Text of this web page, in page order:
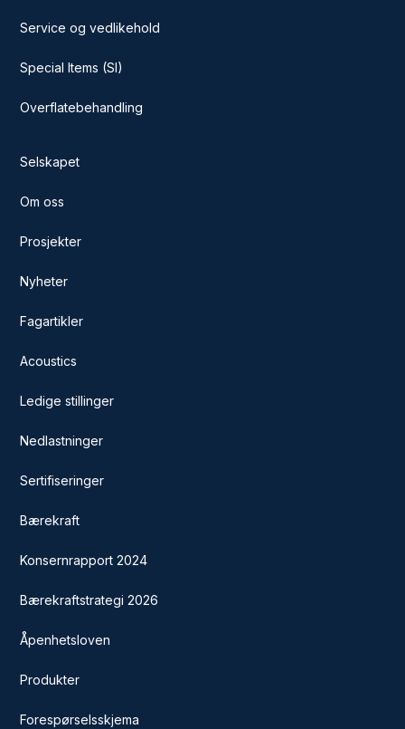
Service og vedlikehold
Special Items (SI)
Overflatebehandling
Selskapet
Om oss
Prosjekter
Nyheter
Fagartikler
Acoustics
Ledige stillinger
Nedlastninger
Sertifiseringer
Bærekraft
Konsernrapport 2024
Bærekraftstrategi 2026
Åpenhetsloven
Produkter
Forespørselsskjema